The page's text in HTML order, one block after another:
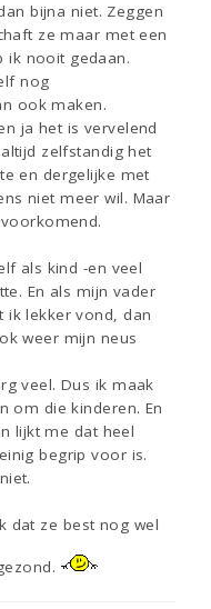
bijna niet. Zeggen
ze maar met een
ik nooit gedaan.
nog
ook maken.
ja het is vervelend
zelfstandig het
en dergelijke met
niet meer wil. Maar
als kind -en veel
En als mijn vader
ik lekker vond, dan
weer mijn neus
veel. Dus ik maak
om die kinderen. En
lijkt me dat heel
begrip voor is.
dat ze best nog wel